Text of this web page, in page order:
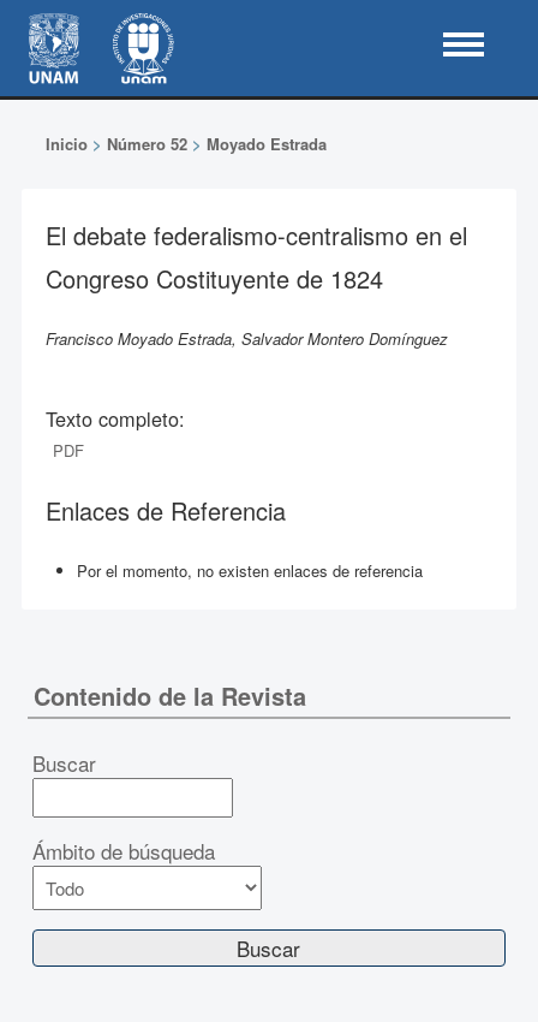
Inicio> Número 52> Moyado Estrada
El debate federalismo-centralismo en el
Congreso Costituyente de 1824
Francisco Moyado Estrada, Salvador Montero Domínguez
Texto completo:
PDF
Enlaces de Referencia
Por el momento, no existen enlaces de referencia
Contenido de la Revista
Buscar
Ámbito de búsqueda